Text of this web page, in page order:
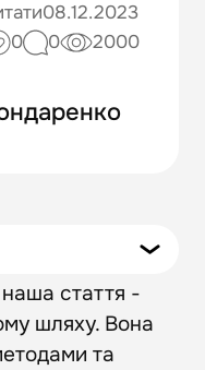
08.12.2023
0
0 2000
покращити
наша стаття -
шляху. Вона
та